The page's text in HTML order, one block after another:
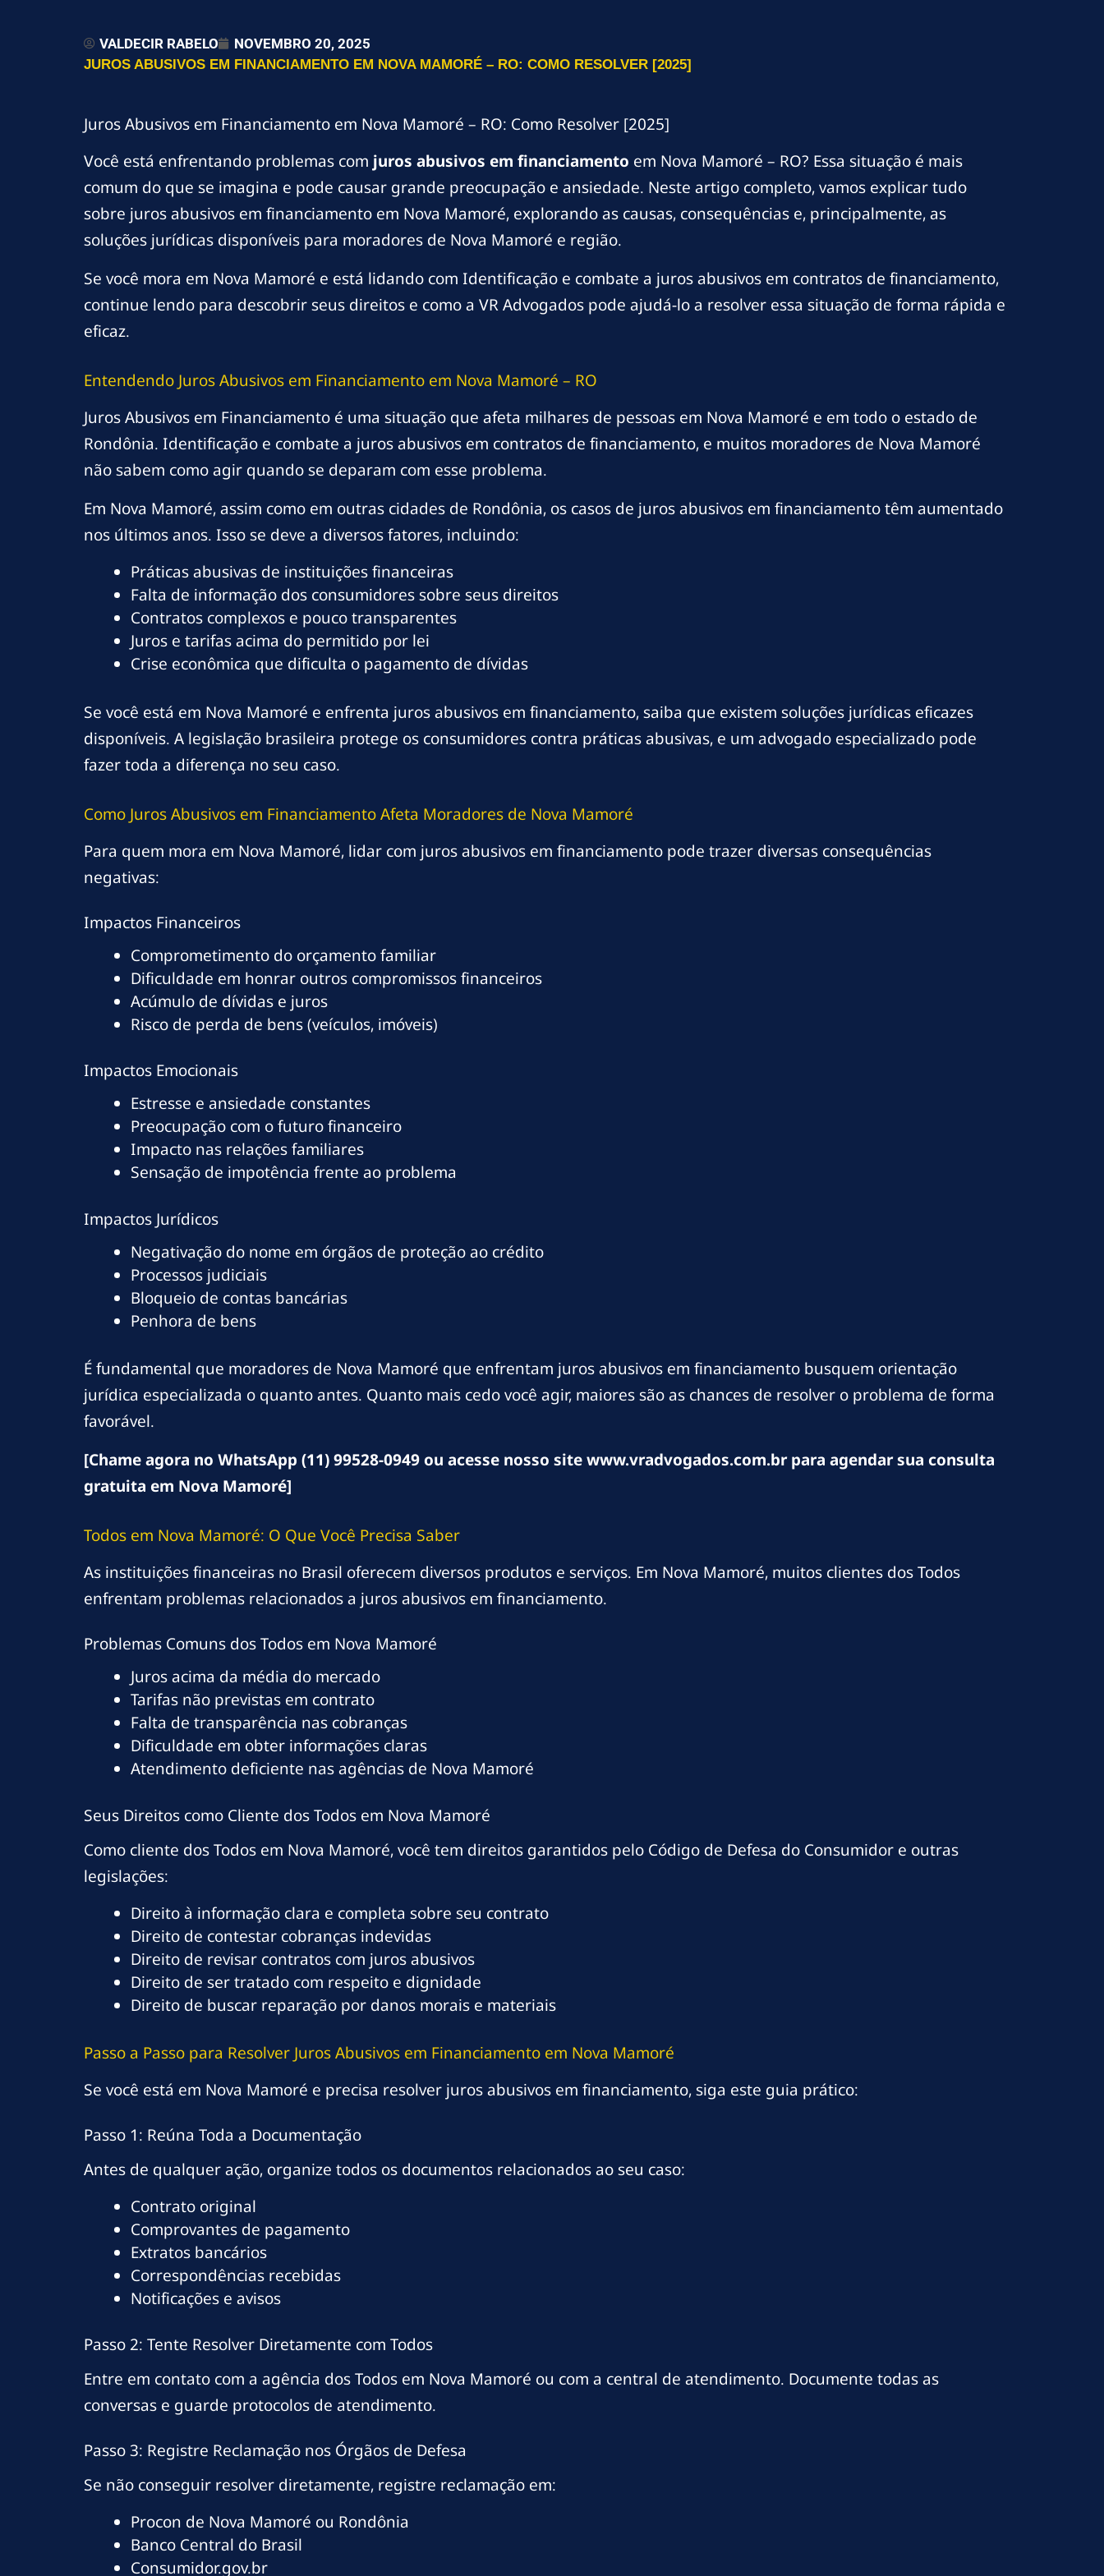
VALDECIR RABELO NOVEMBRO 20, 2025
JUROS ABUSIVOS EM FINANCIAMENTO EM NOVA MAMORÉ – RO: COMO RESOLVER [2025]
Juros Abusivos em Financiamento em Nova Mamoré – RO: Como Resolver [2025]
Você está enfrentando problemas com juros abusivos em financiamento em Nova Mamoré – RO? Essa situação é mais
comum do que se imagina e pode causar grande preocupação e ansiedade. Neste artigo completo, vamos explicar tudo
sobre juros abusivos em financiamento em Nova Mamoré, explorando as causas, consequências e, principalmente, as
soluções jurídicas disponíveis para moradores de Nova Mamoré e região.
Se você mora em Nova Mamoré e está lidando com Identificação e combate a juros abusivos em contratos de financiamento,
continue lendo para descobrir seus direitos e como a VR Advogados pode ajudá-lo a resolver essa situação de forma rápida e
eficaz.
Entendendo Juros Abusivos em Financiamento em Nova Mamoré – RO
Juros Abusivos em Financiamento é uma situação que afeta milhares de pessoas em Nova Mamoré e em todo o estado de
Rondônia. Identificação e combate a juros abusivos em contratos de financiamento, e muitos moradores de Nova Mamoré
não sabem como agir quando se deparam com esse problema.
Em Nova Mamoré, assim como em outras cidades de Rondônia, os casos de juros abusivos em financiamento têm aumentado
nos últimos anos. Isso se deve a diversos fatores, incluindo:
Práticas abusivas de instituições financeiras
Falta de informação dos consumidores sobre seus direitos
Contratos complexos e pouco transparentes
Juros e tarifas acima do permitido por lei
Crise econômica que dificulta o pagamento de dívidas
Se você está em Nova Mamoré e enfrenta juros abusivos em financiamento, saiba que existem soluções jurídicas eficazes
disponíveis. A legislação brasileira protege os consumidores contra práticas abusivas, e um advogado especializado pode
fazer toda a diferença no seu caso.
Como Juros Abusivos em Financiamento Afeta Moradores de Nova Mamoré
Para quem mora em Nova Mamoré, lidar com juros abusivos em financiamento pode trazer diversas consequências
negativas:
Impactos Financeiros
Comprometimento do orçamento familiar
Dificuldade em honrar outros compromissos financeiros
Acúmulo de dívidas e juros
Risco de perda de bens (veículos, imóveis)
Impactos Emocionais
Estresse e ansiedade constantes
Preocupação com o futuro financeiro
Impacto nas relações familiares
Sensação de impotência frente ao problema
Impactos Jurídicos
Negativação do nome em órgãos de proteção ao crédito
Processos judiciais
Bloqueio de contas bancárias
Penhora de bens
É fundamental que moradores de Nova Mamoré que enfrentam juros abusivos em financiamento busquem orientação
jurídica especializada o quanto antes. Quanto mais cedo você agir, maiores são as chances de resolver o problema de forma
favorável.
[Chame agora no WhatsApp (11) 99528-0949 ou acesse nosso site www.vradvogados.com.br para agendar sua consulta
gratuita em Nova Mamoré]
Todos em Nova Mamoré: O Que Você Precisa Saber
As instituições financeiras no Brasil oferecem diversos produtos e serviços. Em Nova Mamoré, muitos clientes dos Todos
enfrentam problemas relacionados a juros abusivos em financiamento.
Problemas Comuns dos Todos em Nova Mamoré
Juros acima da média do mercado
Tarifas não previstas em contrato
Falta de transparência nas cobranças
Dificuldade em obter informações claras
Atendimento deficiente nas agências de Nova Mamoré
Seus Direitos como Cliente dos Todos em Nova Mamoré
Como cliente dos Todos em Nova Mamoré, você tem direitos garantidos pelo Código de Defesa do Consumidor e outras
legislações:
Direito à informação clara e completa sobre seu contrato
Direito de contestar cobranças indevidas
Direito de revisar contratos com juros abusivos
Direito de ser tratado com respeito e dignidade
Direito de buscar reparação por danos morais e materiais
Passo a Passo para Resolver Juros Abusivos em Financiamento em Nova Mamoré
Se você está em Nova Mamoré e precisa resolver juros abusivos em financiamento, siga este guia prático:
Passo 1: Reúna Toda a Documentação
Antes de qualquer ação, organize todos os documentos relacionados ao seu caso:
Contrato original
Comprovantes de pagamento
Extratos bancários
Correspondências recebidas
Notificações e avisos
Passo 2: Tente Resolver Diretamente com Todos
Entre em contato com a agência dos Todos em Nova Mamoré ou com a central de atendimento. Documente todas as
conversas e guarde protocolos de atendimento.
Passo 3: Registre Reclamação nos Órgãos de Defesa
Se não conseguir resolver diretamente, registre reclamação em:
Procon de Nova Mamoré ou Rondônia
Banco Central do Brasil
Consumidor.gov.br